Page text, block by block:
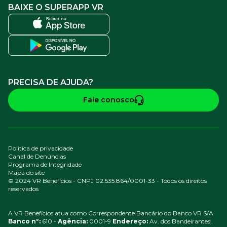
BAIXE O SUPERAPP VR
PRECISA DE AJUDA?
Fale conosco
© 2024 VR Benefícios - CNPJ 02.535.864/0001-33 - Todos os direitos
reservados
Política de privacidade
Canal de Denúncias
Programa de Integridade
Mapa do site
A VR Benefícios atua como Correspondente Bancário do Banco VR S/A
Banco nº: 610 - Agência: 0001-9 Endereço: Av. dos Bandeirantes,